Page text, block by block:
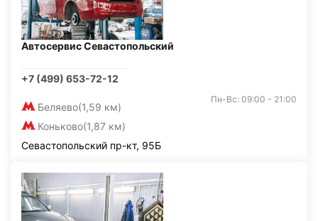
Автосервис Севастопольский
+7 (499) 653-72-12
Беляево(1,59 км)
Коньково(1,87 км)
Пн-Вс: 09:00 - 21:00
Севастопольский пр-кт, 95Б